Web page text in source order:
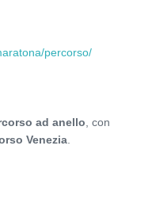
percorso/
ad anello , con
Venezia